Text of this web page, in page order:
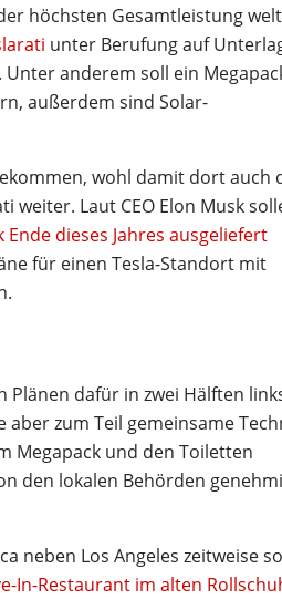
höchsten Gesamtleistung
unter Berufung auf
anderem soll ein
außerdem sind Solar-
wohl damit dort auch
weiter. Laut CEO Elon Musk
dieses Jahres ausgeliefert
für einen Tesla-Standort mit
Plänen dafür in zwei Hälften
zum Teil gemeinsame
Megapack und den Toiletten
den lokalen Behörden
neben Los Angeles zeitweise
In-Restaurant im alten